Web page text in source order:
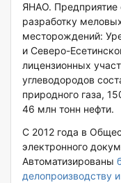
ЯНАО. Предприятие
разработку
месторождений:
и Северо-
лицензионных
углеводородов
природного газа,
46 млн тонн нефти.
С 2012 года в
электронного
Автоматизированы
делопроизводству